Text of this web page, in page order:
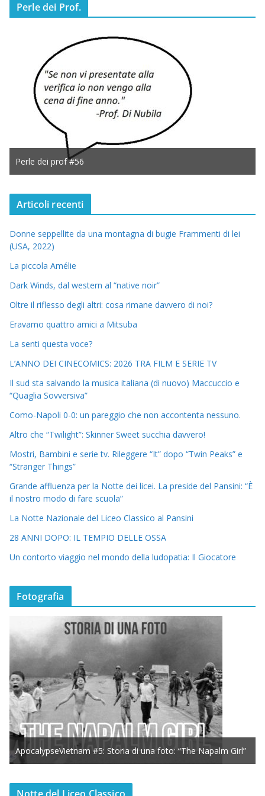
Perle dei Prof.
Perle dei prof #56
Articoli recenti
Donne seppellite da una montagna di bugie Frammenti di lei
(USA, 2022)
La piccola Amélie
Dark Winds, dal western al “native noir”
Oltre il riflesso degli altri: cosa rimane davvero di noi?
Eravamo quattro amici a Mitsuba
La senti questa voce?
L’ANNO DEI CINECOMICS: 2026 TRA FILM E SERIE TV
Il sud sta salvando la musica italiana (di nuovo) Maccuccio e
“Quaglia Sovversiva”
Como-Napoli 0-0: un pareggio che non accontenta nessuno.
Altro che “Twilight”: Skinner Sweet succhia davvero!
Mostri, Bambini e serie tv. Rileggere “It” dopo “Twin Peaks” e
“Stranger Things”
Grande affluenza per la Notte dei licei. La preside del Pansini: “È
il nostro modo di fare scuola”
La Notte Nazionale del Liceo Classico al Pansini
28 ANNI DOPO: IL TEMPIO DELLE OSSA
Un contorto viaggio nel mondo della ludopatia: Il Giocatore
Fotografia
ApocalypseVietnam #5: Storia di una foto: “The Napalm Girl”